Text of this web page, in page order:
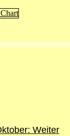
Weiter